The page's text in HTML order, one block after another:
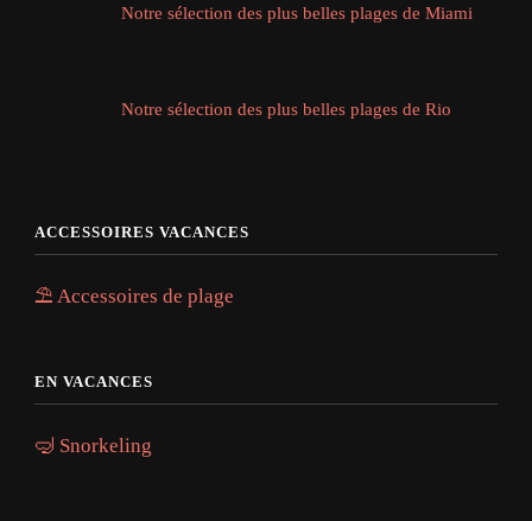
Notre sélection des plus belles plages de Miami
Notre sélection des plus belles plages de Rio
ACCESSOIRES VACANCES
⛱️ Accessoires de plage
EN VACANCES
🤿 Snorkeling